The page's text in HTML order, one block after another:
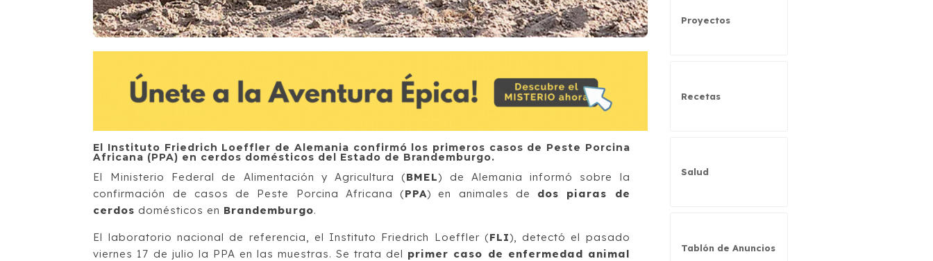
El Instituto Friedrich Loeffler de Alemania confirmó los primeros casos de Peste Porcina
Africana (PPA) en cerdos domésticos del Estado de Brandemburgo.
El Ministerio Federal de Alimentación y Agricultura (BMEL) de Alemania informó sobre la
confirmación de casos de Peste Porcina Africana (PPA) en animales de dos piaras de
cerdos domésticos en Brandemburgo.
El laboratorio nacional de referencia, el Instituto Friedrich Loeffler (FLI), detectó el pasado
viernes 17 de julio la PPA en las muestras. Se trata del primer caso de enfermedad animal
Proyectos
Recetas
Salud
Tablón de Anuncios